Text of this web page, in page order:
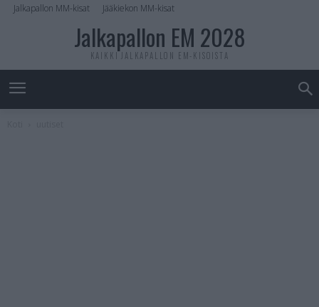
Jalkapallon MM-kisat Jääkiekon MM-kisat
Jalkapallon EM 2028
KAIKKI JALKAPALLON EM-KISOISTA